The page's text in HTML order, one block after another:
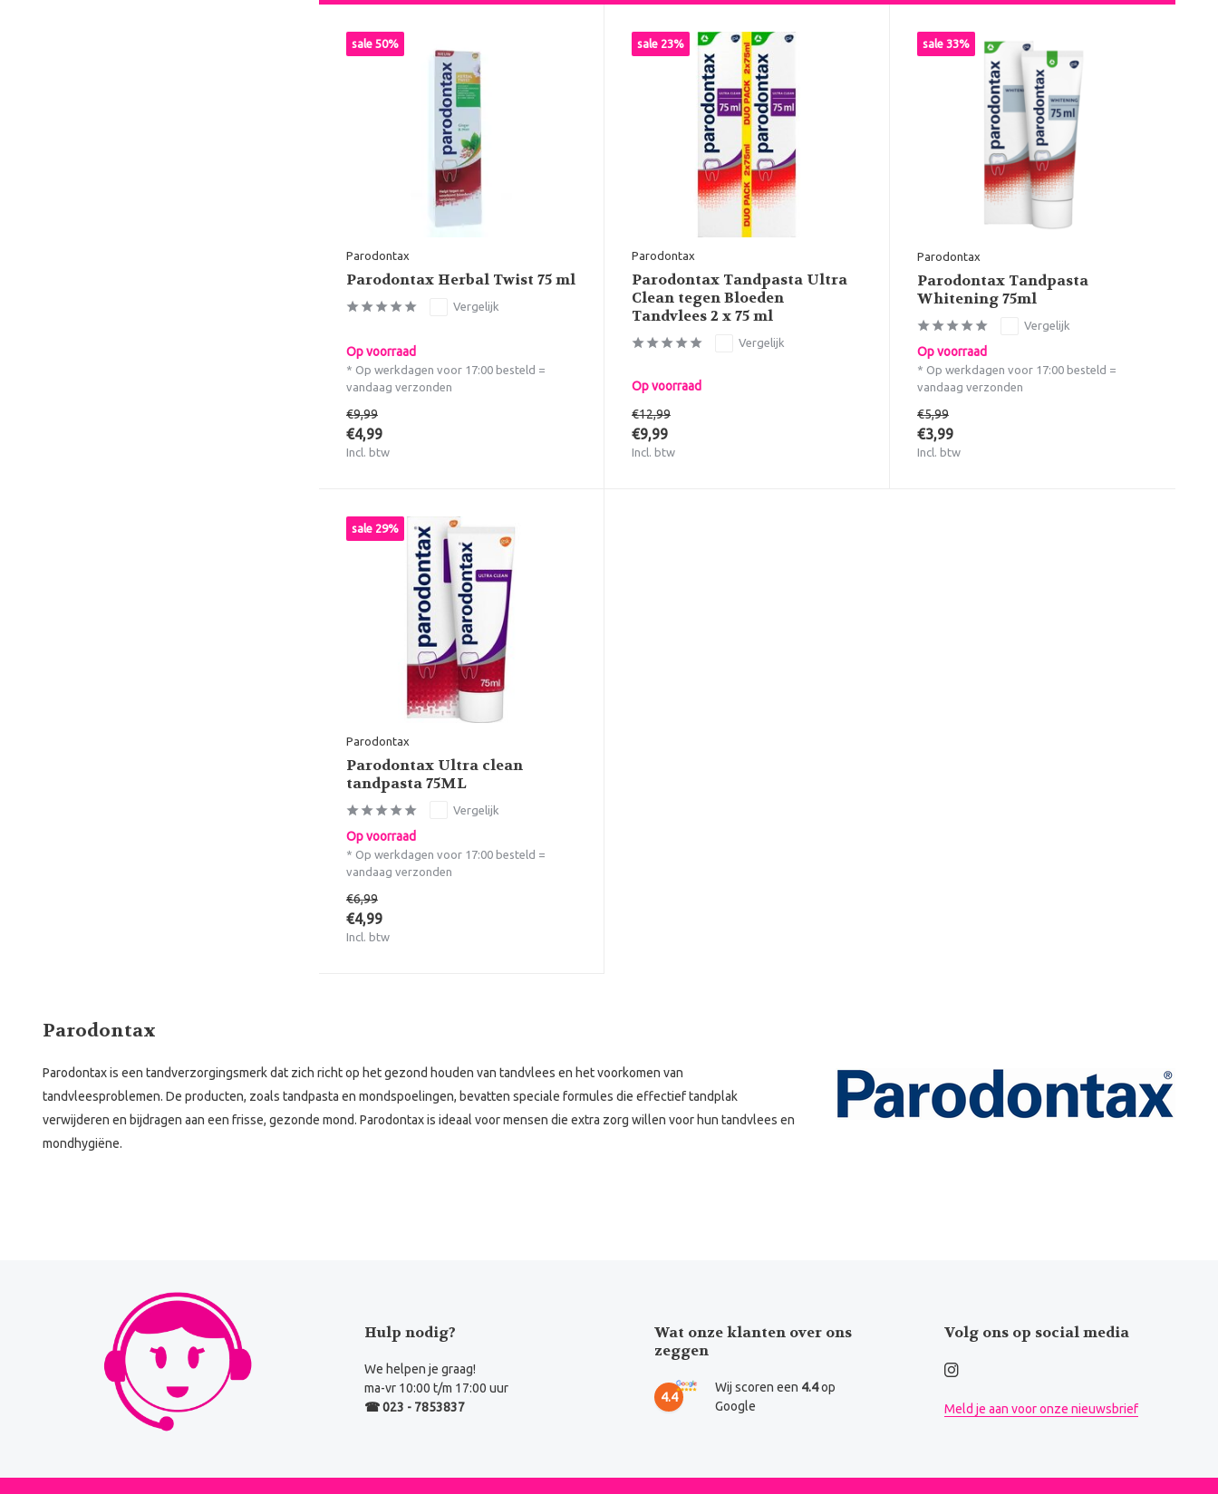
sale 50%
Parodontax
Parodontax Herbal Twist 75 ml
Vergelijk
Op voorraad
* Op werkdagen voor 17:00 besteld =
vandaag verzonden
€9,99
€4,99
Incl. btw
sale 23%
Parodontax
Parodontax Tandpasta Ultra
Clean tegen Bloeden
Tandvlees 2 x 75 ml
Vergelijk
Op voorraad
€12,99
€9,99
Incl. btw
sale 33%
Parodontax
Parodontax Tandpasta
Whitening 75ml
Vergelijk
Op voorraad
* Op werkdagen voor 17:00 besteld =
vandaag verzonden
€5,99
€3,99
Incl. btw
sale 29%
Parodontax
Parodontax Ultra clean
tandpasta 75ML
Vergelijk
Op voorraad
* Op werkdagen voor 17:00 besteld =
vandaag verzonden
€6,99
€4,99
Incl. btw
Parodontax
Parodontax is een tandverzorgingsmerk dat zich richt op het gezond houden van tandvlees en het voorkomen van
tandvleesproblemen. De producten, zoals tandpasta en mondspoelingen, bevatten speciale formules die effectief tandplak
verwijderen en bijdragen aan een frisse, gezonde mond. Parodontax is ideaal voor mensen die extra zorg willen voor hun tandvlees en
mondhygiëne.
Hulp nodig?
We helpen je graag!
ma-vr 10:00 t/m 17:00 uur
☎ 023 - 7853837
Wat onze klanten over ons
zeggen
4.4
Wij scoren een 4.4op
Google
Volg ons op social media
Meld je aan voor onze nieuwsbrief